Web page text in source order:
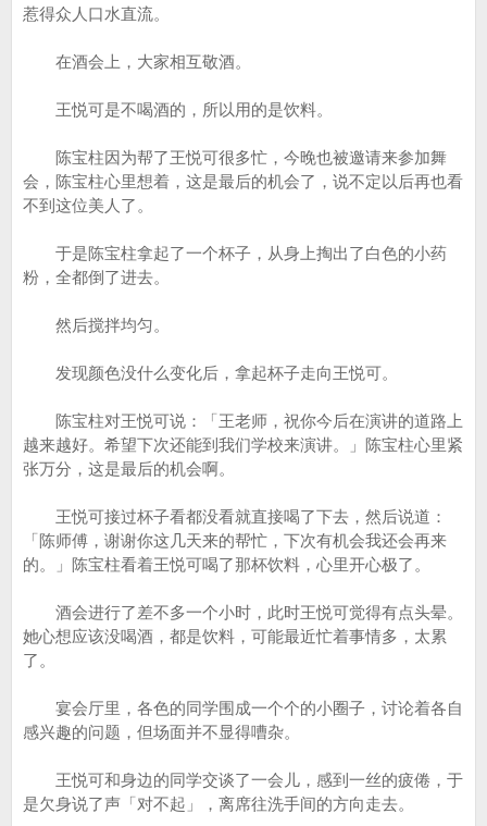
惹得众人口水直流。
在酒会上，大家相互敬酒。
王悦可是不喝酒的，所以用的是饮料。
陈宝柱因为帮了王悦可很多忙，今晚也被邀请来参加舞
会，陈宝柱心里想着，这是最后的机会了，说不定以后再也看
不到这位美人了。
于是陈宝柱拿起了一个杯子，从身上掏出了白色的小药
粉，全都倒了进去。
然后搅拌均匀。
发现颜色没什么变化后，拿起杯子走向王悦可。
陈宝柱对王悦可说：「王老师，祝你今后在演讲的道路上
越来越好。希望下次还能到我们学校来演讲。」陈宝柱心里紧
张万分，这是最后的机会啊。
王悦可接过杯子看都没看就直接喝了下去，然后说道：
「陈师傅，谢谢你这几天来的帮忙，下次有机会我还会再来
的。」陈宝柱看着王悦可喝了那杯饮料，心里开心极了。
酒会进行了差不多一个小时，此时王悦可觉得有点头晕。
她心想应该没喝酒，都是饮料，可能最近忙着事情多，太累
了。
宴会厅里，各色的同学围成一个个的小圈子，讨论着各自
感兴趣的问题，但场面并不显得嘈杂。
王悦可和身边的同学交谈了一会儿，感到一丝的疲倦，于
是欠身说了声「对不起」，离席往洗手间的方向走去。